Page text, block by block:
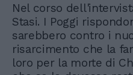
Nel corso
Stasi. I Poggi
sarebbero contro i
risarcimento che la
loro per la morte di